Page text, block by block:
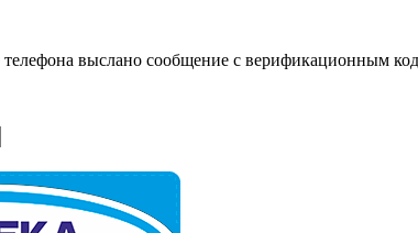
выслано сообщение с верификационным